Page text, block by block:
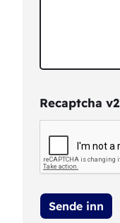
Recaptcha v2